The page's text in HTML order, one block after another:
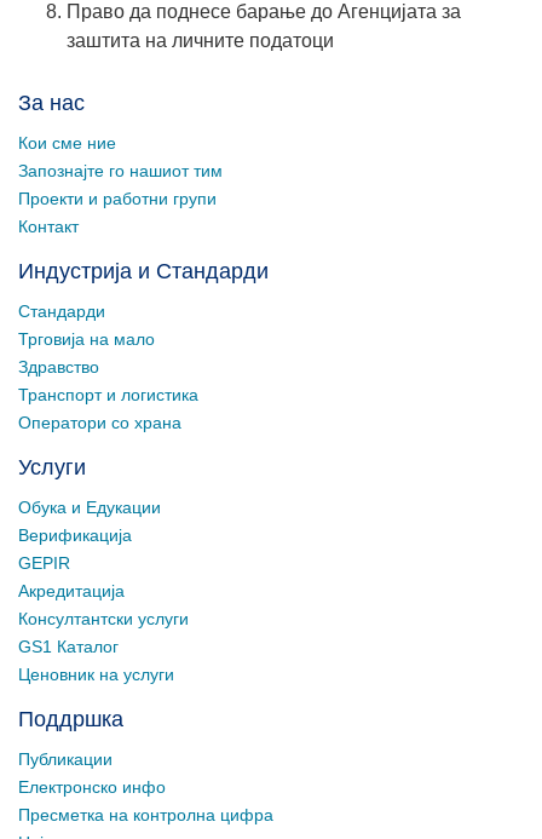
Право да поднесе барање до Агенцијата за
заштита на личните податоци
За нас
Кои сме ние
Запознајте го нашиот тим
Проекти и работни групи
Контакт
Индустрија и Стандарди
Стандарди
Трговија на мало
Здравство
Транспорт и логистика
Оператори со храна
Услуги
Обука и Едукации
Верификација
GEPIR
Акредитација
Консултантски услуги
GS1 Каталог
Ценовник на услуги
Поддршка
Публикации
Електронско инфо
Пресметка на контролна цифра